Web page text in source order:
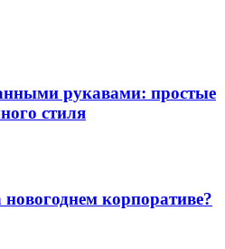
рукавами: простые
стиля
новогоднем корпоративе?